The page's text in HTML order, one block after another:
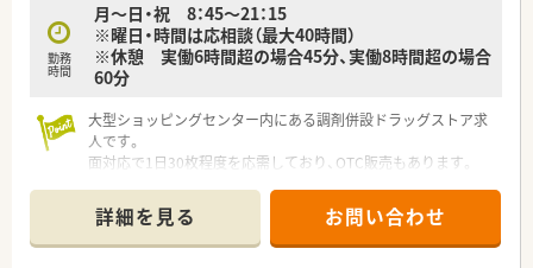
勤務
時間
月～日・祝 8：45～21：15
※曜日・時間は応相談（最大40時間）
※休憩 実働6時間超の場合45分、実働8時間超の場合
60分
大型ショッピングセンター内にある調剤併設ドラッグストア求
人です。
面対応で1日30枚程度を応需しており、OTC販売もあります。
幅広い科目に触れる、患者様の相談に乗ることが好きな薬剤師さ
んにおすすめ！
詳細を見る お問い合わせ